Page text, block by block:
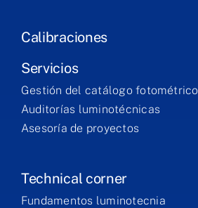
Calibraciones
Servicios
Gestión del catálogo fotométrico
Auditorías luminotécnicas
Asesoría de proyectos
Technical corner
Fundamentos luminotecnia